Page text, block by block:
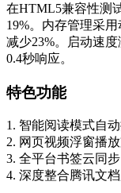
在HTML5兼容性测
19%。内存管理采
减少23%。启动速
0.4秒响应。
特色功能
1. 智能阅读模式自
2. 网页视频浮窗播
3. 全平台书签云同步
4. 深度整合腾讯文